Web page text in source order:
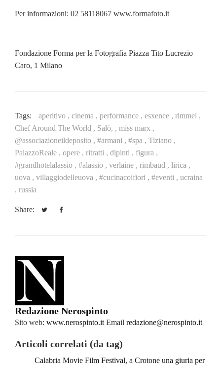
Per informazioni: 02 58118067 www.formafoto.it
Fondazione Forma per la Fotografia Piazza Tito Lucrezio
Caro, 1 Milano
Tags: aperitivo , cinema , performance , esxence , rimmel ,
Chef Around The World , Salò, , miss marx ,
@associazioneildeposito , #armani , #spa , Tiziano ,
PalazzoReale , opere , ritratti , dipinti , figura ,
#grandhotelalassio , #alassio , verlaine , rimbaud , lirica ,
uova , villaggiodelleuova , #cucinacoifiori , #eventi , ucraina
, russia
Share:
Redazione Nerospinto
Sito web: www.nerospinto.it Email redazione@nerospinto.it
Articoli correlati (da tag)
Calabria Movie Film Festival, a Crotone una giuria per